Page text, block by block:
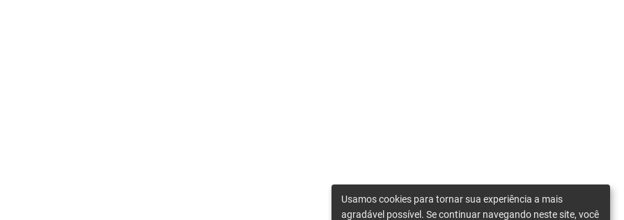
Usamos cookies para tornar sua experiência a mais
agradável possível. Se continuar navegando neste site, você